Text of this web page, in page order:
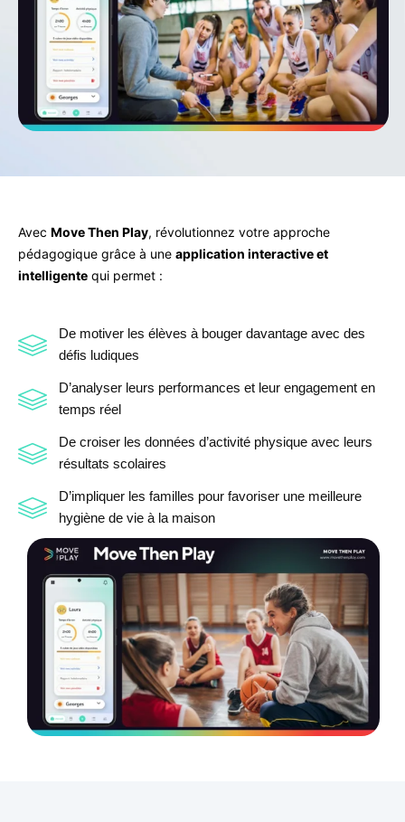
Avec Move Then Play, révolutionnez votre approche
pédagogique grâce à une application interactive et
intelligente qui permet :
De motiver les élèves à bouger davantage avec des
défis ludiques
D’analyser leurs performances et leur engagement en
temps réel
De croiser les données d’activité physique avec leurs
résultats scolaires
D’impliquer les familles pour favoriser une meilleure
hygiène de vie à la maison